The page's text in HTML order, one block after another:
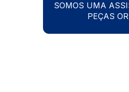
SOMOS UMA
PEÇAS